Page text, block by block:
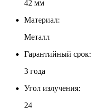
42 мм
Материал:
Металл
Гарантийный срок:
3 года
Угол излучения:
24